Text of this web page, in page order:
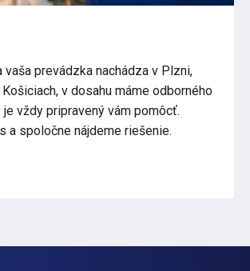
vaša prevádzka nachádza v Plzni,
v dosahu máme odborného
je vždy pripravený vám pomôcť.
a spoločne nájdeme riešenie.